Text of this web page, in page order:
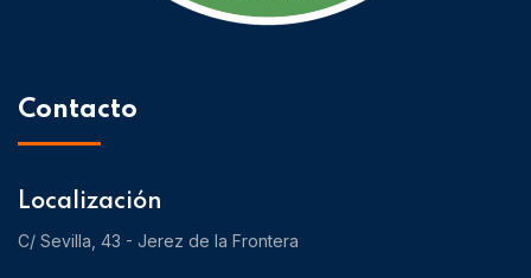
Contacto
Localización
C/ Sevilla, 43 - Jerez de la Frontera